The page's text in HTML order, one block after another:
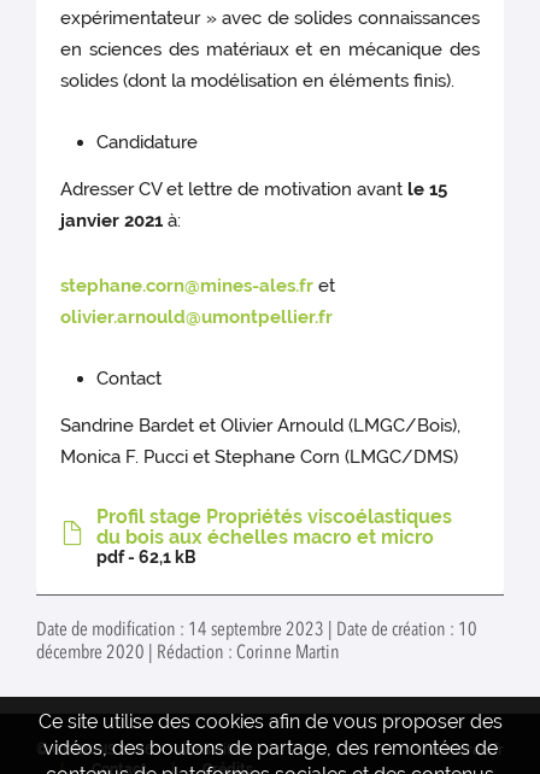
expérimentateur » avec de solides connaissances
en sciences des matériaux et en mécanique des
solides (dont la modélisation en éléments finis).
Candidature
Adresser CV et lettre de motivation avant le 15
janvier 2021 à:
stephane.corn@mines-ales.fr et
olivier.arnould@umontpellier.fr
Contact
Sandrine Bardet et Olivier Arnould (LMGC/Bois),
Monica F. Pucci et Stephane Corn (LMGC/DMS)
Profil stage Propriétés viscoélastiques
du bois aux échelles macro et micro
pdf - 62,1 kB
Date de modification : 14 septembre 2023 | Date de création : 10
décembre 2020 | Rédaction : Corinne Martin
Ce site utilise des cookies afin de vous proposer des
vidéos, des boutons de partage, des remontées de
© GDRBOIS 2026
Actualités
Contact
Crédits
www.inrae.fr